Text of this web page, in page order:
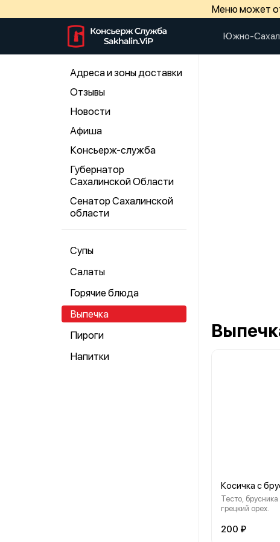
Меню может
Южно-
Адреса и зоны доставки
Отзывы
Новости
Афиша
Консьерж-служба
Губернатор
Сахалинской Области
Сенатор Сахалинской
области
Супы
Салаты
Горячие блюда
Выпечка
Пироги
Напитки
Косичка с
Тесто,
грецкий орех.
200 ₽